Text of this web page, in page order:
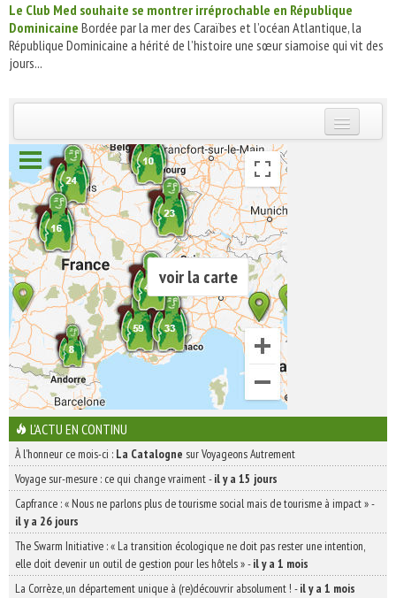
Le Club Med souhaite se montrer irréprochable en République
Dominicaine Bordée par la mer des Caraïbes et l’océan Atlantique, la
République Dominicaine a hérité de l’histoire une sœur siamoise qui vit des
jours...
INSCRIVEZ-VOUS | ABONNEZ-VOUS
voir la carte
L'ACTU EN CONTINU
À l'honneur ce mois-ci : La Catalogne sur Voyageons Autrement
Voyage sur-mesure : ce qui change vraiment-il y a 15 jours
Capfrance : « Nous ne parlons plus de tourisme social mais de tourisme à impact »-
il y a 26 jours
The Swarm Initiative : « La transition écologique ne doit pas rester une intention,
elle doit devenir un outil de gestion pour les hôtels »-il y a 1 mois
La Corrèze, un département unique à (re)découvrir absolument ! -il y a 1 mois